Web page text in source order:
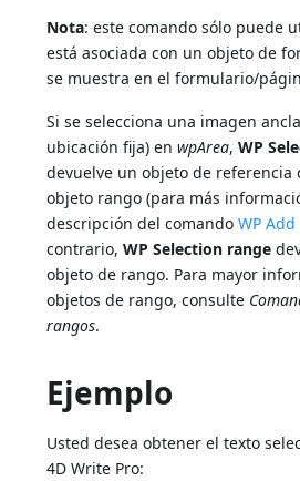
Nota: este comando sólo puede
está asociada con un objeto de
se muestra en el formulario/
Si se selecciona una imagen
ubicación fija) enwpArea,WP
devuelve un objeto de referencia
objeto rango (para más
descripción del comandoWP
contrario,WP Selection range
objeto de rango. Para mayor
objetos de rango, consulte
rangos.
Ejemplo
Usted desea obtener el texto
4D Write Pro: